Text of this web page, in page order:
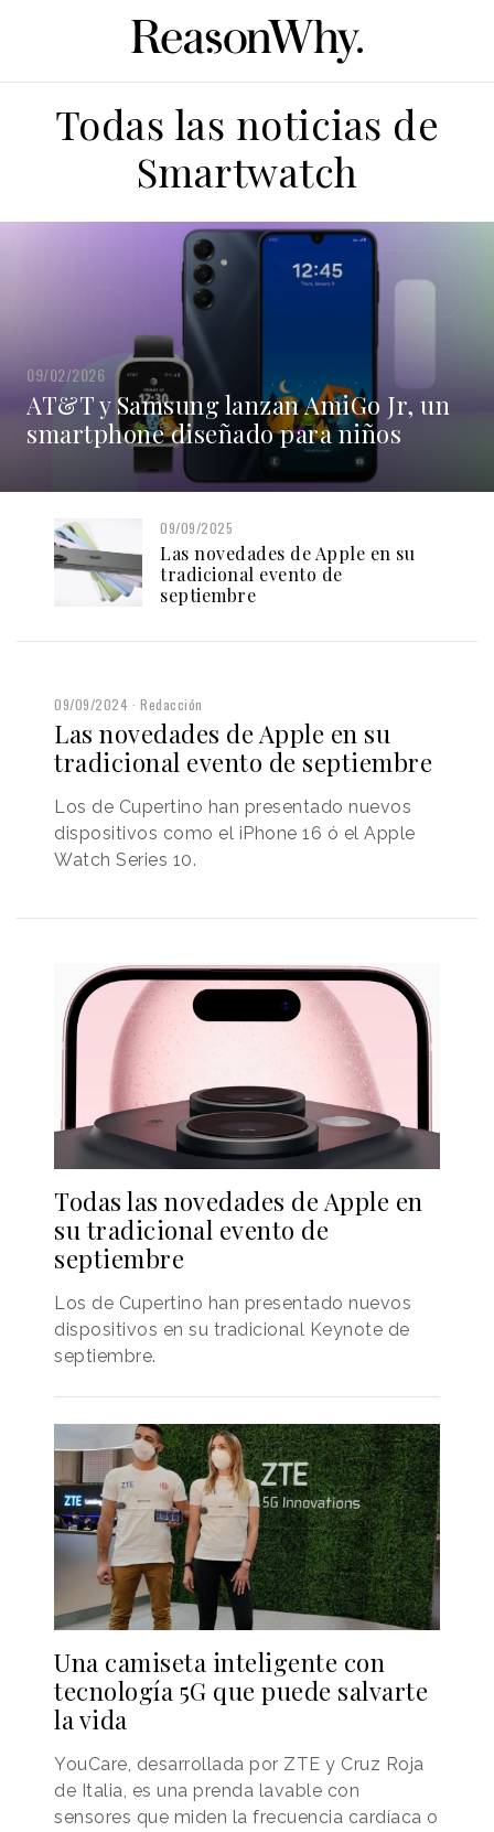
Todas las noticias de
Smartwatch
09/02/2026
AT&T y Samsung lanzan AmiGo Jr, un
smartphone diseñado para niños
09/09/2025
Las novedades de Apple en su
tradicional evento de
septiembre
09/09/2024 Redacción
Las novedades de Apple en su
tradicional evento de septiembre
Los de Cupertino han presentado nuevos
dispositivos como el iPhone 16 ó el Apple
Watch Series 10.
Todas las novedades de Apple en
su tradicional evento de
septiembre
Los de Cupertino han presentado nuevos
dispositivos en su tradicional Keynote de
septiembre.
Una camiseta inteligente con
tecnología 5G que puede salvarte
la vida
YouCare, desarrollada por ZTE y Cruz Roja
de Italia, es una prenda lavable con
sensores que miden la frecuencia cardíaca o